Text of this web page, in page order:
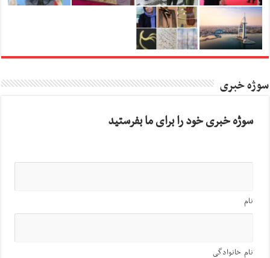
سوژه خبری
سوژه خبری خود را برای ما بفرستید
نام
نام خانوادگی